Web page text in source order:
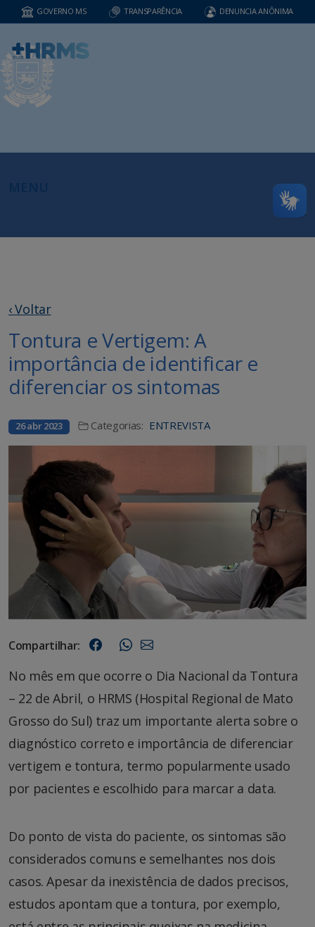
GOVERNO MS TRANSPARÊNCIA DENUNCIA ANÔNIMA
‹ Voltar
Tontura e Vertigem: A
importância de identificar e
diferenciar os sintomas
26 abr 2023 Categorias: ENTREVISTA
Compartilhar:
No mês em que ocorre o Dia Nacional da Tontura
– 22 de Abril, o HRMS (Hospital Regional de Mato
Grosso do Sul) traz um importante alerta sobre o
diagnóstico correto e importância de diferenciar
vertigem e tontura, termo popularmente usado
por pacientes e escolhido para marcar a data.
Do ponto de vista do paciente, os sintomas são
considerados comuns e semelhantes nos dois
casos. Apesar da inexistência de dados precisos,
estudos apontam que a tontura, por exemplo,